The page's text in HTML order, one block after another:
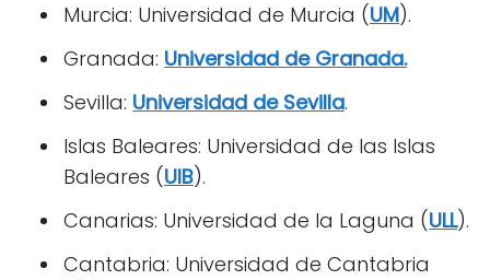
Murcia: Universidad de Murcia (UM).
Granada: Universidad de Granada.
Sevilla: Universidad de Sevilla.
Islas Baleares: Universidad de las Islas
Baleares (UIB).
Canarias: Universidad de la Laguna (ULL).
Cantabria: Universidad de Cantabria